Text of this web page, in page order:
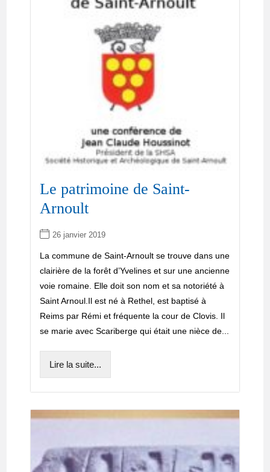
Le patrimoine de Saint-
Arnoult
26 janvier 2019
La commune de Saint-Arnoult se trouve dans une
clairière de la forêt d’Yvelines et sur une ancienne
voie romaine. Elle doit son nom et sa notoriété à
Saint Arnoul.Il est né à Rethel, est baptisé à
Reims par Rémi et fréquente la cour de Clovis. Il
se marie avec Scariberge qui était une nièce de...
Lire la suite...